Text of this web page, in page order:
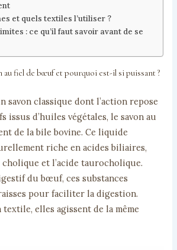
et quels textiles l’utiliser ?
: ce qu’il faut savoir avant de se
au fiel de bœuf et pourquoi est-il si puissant ?
savon classique dont l’action repose
issus d’huiles végétales, le savon au
de la bile bovine. Ce liquide
riche en acides biliaires,
cholique et l’acide taurocholique.
du bœuf, ces substances
pour faciliter la digestion.
elles agissent de la même